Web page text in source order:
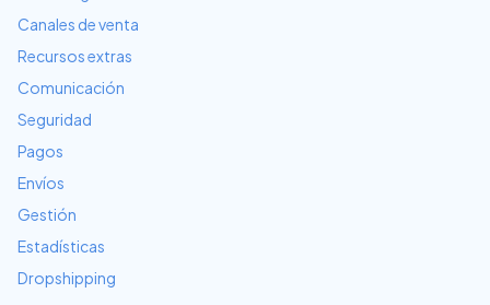
Canales de venta
Recursos extras
Comunicación
Seguridad
Pagos
Envíos
Gestión
Estadísticas
Dropshipping